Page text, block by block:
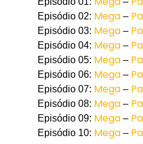
Episódio 02: Mega–
Episódio 03: Mega–
Episódio 04: Mega–
Episódio 05: Mega–
Episódio 06: Mega–
Episódio 07: Mega –
Episódio 08: Mega–
Episódio 09: Mega–
Episódio 10: Mega–